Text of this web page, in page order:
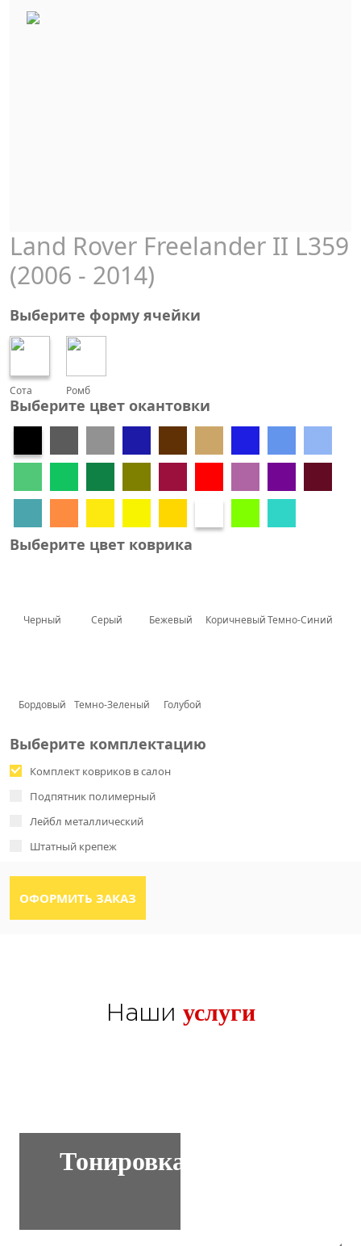
Land Rover Freelander II L359
(2006 - 2014)
Выберите форму ячейки
Сота Ромб
Выберите цвет окантовки
Выберите цвет коврика
Черный Серый Бежевый КоричневыйТемно-Синий
Бордовый Темно-Зеленый Голубой
Выберите комплектацию
Комплект ковриков в салон
Подпятник полимерный
Лейбл металлический
Штатный крепеж
Наши услуги
Тонировка